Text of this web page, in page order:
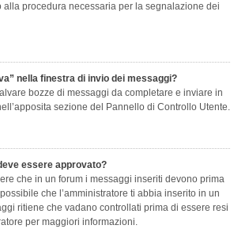
procedura necessaria per la segnalazione dei
nella finestra di invio dei messaggi?
bozze di messaggi da completare e inviare in
sezione del Pannello di Controllo Utente.
essere approvato?
che in un forum i messaggi inseriti devono prima
che l’amministratore ti abbia inserito in un
ritiene che vadano controllati prima di essere resi
per maggiori informazioni.